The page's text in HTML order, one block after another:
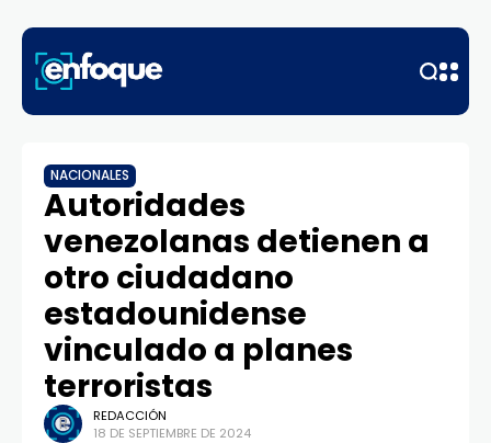
NACIONALES
Autoridades
venezolanas detienen a
otro ciudadano
estadounidense
vinculado a planes
terroristas
REDACCIÓN
18 DE SEPTIEMBRE DE 2024